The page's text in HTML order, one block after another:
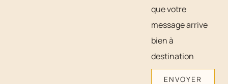
que votre
message arrive
bien à
destination
ENVOYER